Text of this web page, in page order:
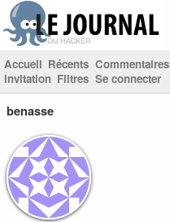
Accueil Récents Commentaires
invitation Filtres Se connecter
benasse